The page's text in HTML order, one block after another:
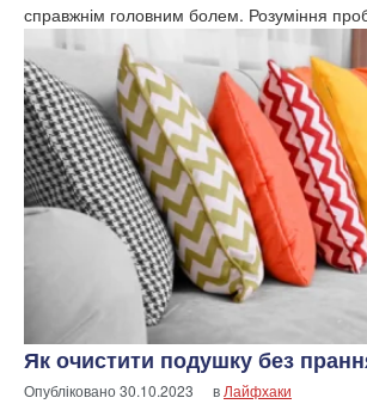
справжнім головним болем. Розуміння
Як очистити подушку без
Опубліковано30.10.2023 в Лайфхаки